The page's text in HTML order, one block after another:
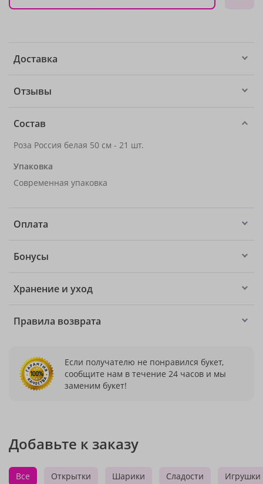
Доставка
Отзывы
Состав
Роза Россия белая 50 см - 21 шт.
Упаковка
Современная упаковка
Оплата
Бонусы
Хранение и уход
Правила возврата
Если получателю не понравился букет,
сообщите нам в течение 24 часов и мы
заменим букет!
Добавьте к заказу
Все Открытки Шарики Сладости Игрушки